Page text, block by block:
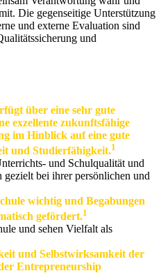
Die gegenseitige Unterstützung
und externe Evaluation sind
und
über eine sehr gute
exzellente zukunftsfähige
im Hinblick auf eine gute
und Studierfähigkeit.1
und Schulqualität und
bei ihrer persönlichen und
wichtig und Begabungen
gefördert.1
und sehen Vielfalt als
und Selbstwirksamkeit der
Entrepreneurship